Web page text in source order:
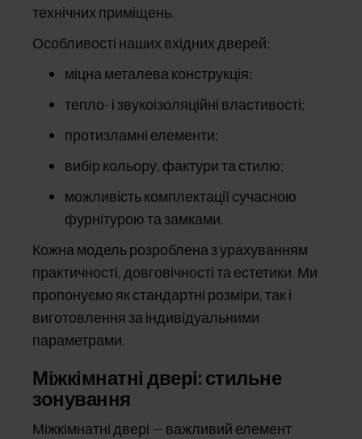
технічних приміщень.
Особливості наших вхідних дверей:
міцна металева конструкція;
тепло- і звукоізоляційні властивості;
протизламні елементи;
вибір кольору, фактури та стилю;
можливість комплектації сучасною
фурнітурою та замками.
Кожна модель розроблена з урахуванням
практичності, довговічності та естетики. Ми
пропонуємо як стандартні розміри, так і
виготовлення за індивідуальними
параметрами.
Міжкімнатні двері: стильне
зонування
Міжкімнатні двері — важливий елемент